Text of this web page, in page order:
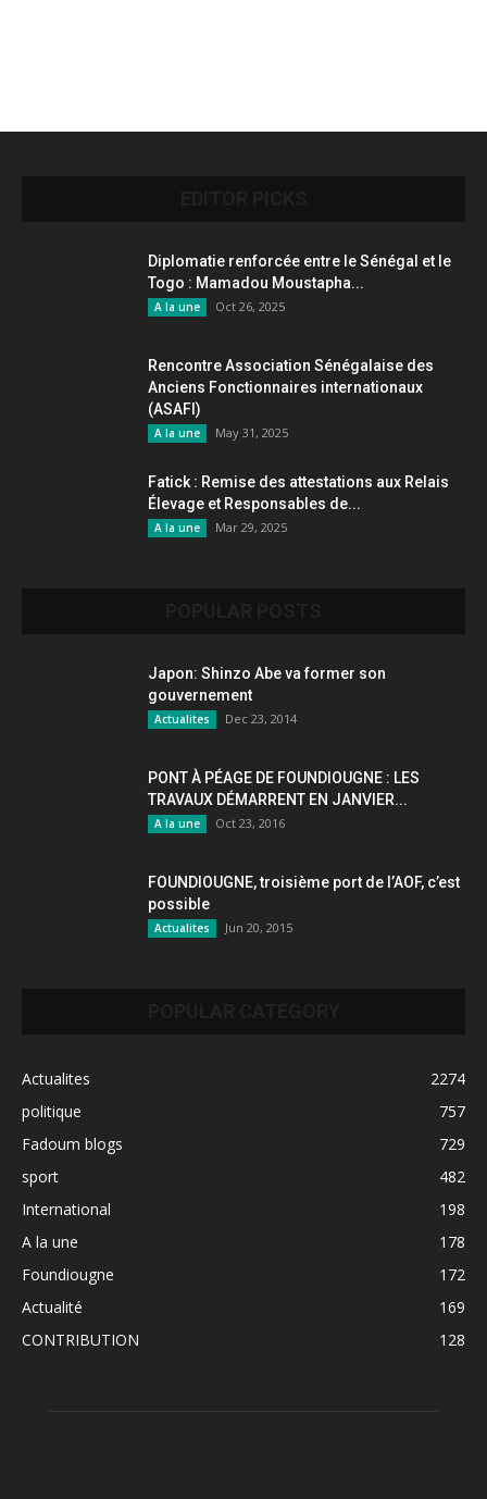
Diplomatie renforcée entre le Sénégal et le
Togo : Mamadou Moustapha...
A la une Oct 26, 2025
Rencontre Association Sénégalaise des
Anciens Fonctionnaires internationaux
(ASAFI)
A la une May 31, 2025
Fatick : Remise des attestations aux Relais
Élevage et Responsables de...
A la une Mar 29, 2025
Japon: Shinzo Abe va former son
gouvernement
Actualites Dec 23, 2014
PONT À PÉAGE DE FOUNDIOUGNE : LES
TRAVAUX DÉMARRENT EN JANVIER...
A la une Oct 23, 2016
FOUNDIOUGNE, troisième port de l’AOF, c’est
possible
Actualites Jun 20, 2015
Actualites
2274
politique
757
Fadoum blogs
729
sport
482
International
198
A la une
178
Foundiougne
172
Actualité
169
CONTRIBUTION
128